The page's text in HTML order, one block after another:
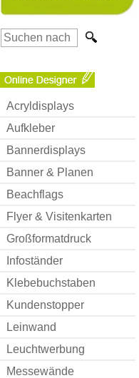
Acryldisplays
Aufkleber
Bannerdisplays
Banner & Planen
Beachflags
Flyer & Visitenkarten
Großformatdruck
Infoständer
Klebebuchstaben
Kundenstopper
Leinwand
Leuchtwerbung
Messewände